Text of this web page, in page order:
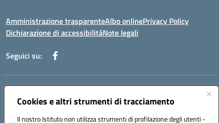
Cookies e altri strumenti di tracciamento
Il nostro Istituto non utilizza strumenti di profilazione degli utenti -
Amministrazione trasparenteAlbo onlinePrivacy Policy
Dichiarazione di accessibilitàNote legali
Seguici su:
Indirizzo:
Centralino:089868360 Email:saic857007@istruzione.it